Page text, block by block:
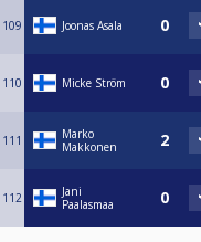
109 Joonas Asala
110 Micke Ström
111
Marko
Makkonen
112
Jani
Paalasmaa